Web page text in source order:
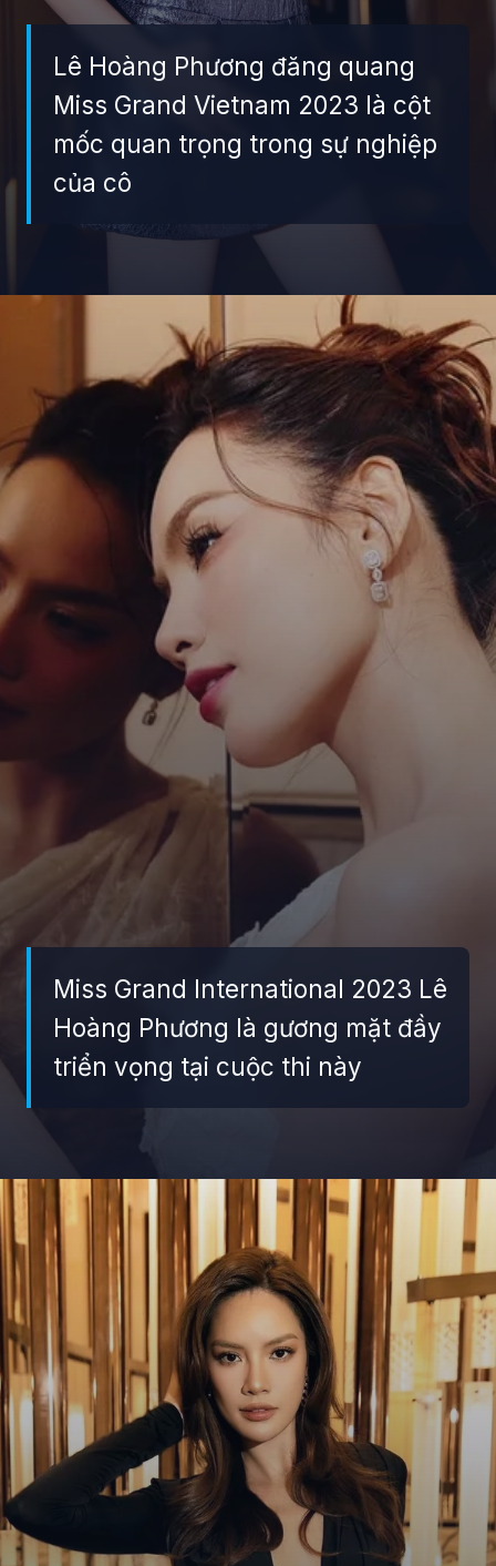
Lê Hoàng Phương đăng quang
Miss Grand Vietnam 2023 là cột
mốc quan trọng trong sự nghiệp
của cô
https://giaydabonghana.com/hoa-hau-le-hoang-phuong
Miss Grand International 2023 Lê
Hoàng Phương là gương mặt đầy
triển vọng tại cuộc thi này
Đang mở